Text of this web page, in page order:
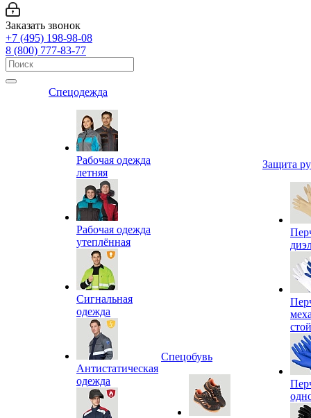
Заказать звонок
+7 (495) 198-98-08
8 (800) 777-83-77
Спецодежда
Рабочая одежда
летняя
Рабочая одежда
утеплённая
Сигнальная
одежда
Антистатическая
одежда
Спецобувь
Защита